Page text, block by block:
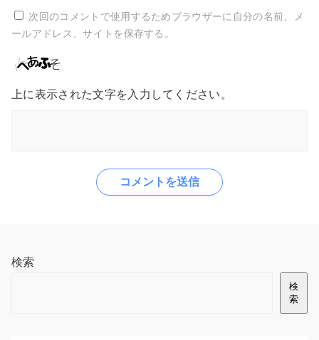
次回のコメントで使用するためブラウザーに自分の名前、メ
ールアドレス、サイトを保存する。
上に表示された文字を入力してください。
検索
検
索